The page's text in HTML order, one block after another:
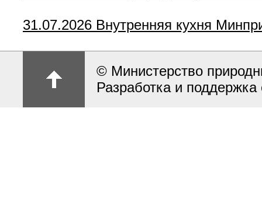
31.07.2026 Внутренняя кухня
© Министерство
Разработка и